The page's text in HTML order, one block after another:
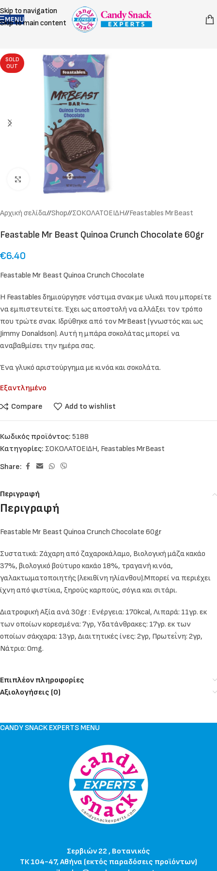
Skip to navigation
Skip to main content
MENU
SOLD
OUT
Click to enlarge
Αρχική σελίδα/ Shop/ ΣΟΚΟΛΑΤΟΕΙΔΗ/ Feastables MrBeast
Feastable Mr Beast Quinoa Crunch Chocolate 60gr
€6.40
Feastable Mr Beast Quinoa Crunch Chocolate
Η Feastables δημιούργησε νόστιμα σνακ με υλικά που μπορείτε
να εμπιστευτείτε. Έχει ως αποστολή να αλλάξει τον τρόπο
που τρώτε σνακ. Ιδρύθηκε από τον MrBeast (γνωστός και ως
Jimmy Donaldson). Αυτή η μπάρα σοκολάτας μπορεί να
αναβαθμίσει την ημέρα σας.
Ένα γλυκό αριστούργημα με κινόα και σοκολάτα.
Εξαντλημένο
Compare
Add to wishlist
Κωδικός προϊόντος: 5188
Κατηγορίες: ΣΟΚΟΛΑΤΟΕΙΔΗ, Feastables MrBeast
Share:
Περιγραφή
Περιγραφή
Feastable Mr Beast Quinoa Crunch Chocolate 60gr
Συστατικά: Ζάχαρη από ζαχαροκάλαμο, Βιολογική μάζα κακάο
37%, βιολογικό βούτυρο κακάο 18%, τραγανή κινόα,
γαλακτωματοποιητής (λεκιθίνη ηλίανθου).Μπορεί να περιέχει
ίχνη από φιστίκια, ξηρούς καρπούς, σόγια και σιτάρι.
Διατροφική Αξία ανά 30gr : Ενέργεια: 170kcal, Λιπαρά: 11γρ. εκ
των οποίων κορεσμένα: 7γρ, Υδατάνθρακες: 17γρ. εκ των
οποίων σάκχαρα: 13γρ, Διαιτητικές ίνες: 2γρ, Πρωτεΐνη: 2γρ,
Νάτριο: 0mg.
Επιπλέον πληροφορίες
Αξιολογήσεις (0)
CANDY SNACK EXPERTS MENU
Σερβιών 22 , Βοτανικός
ΤΚ 104-47, Αθήνα (εκτός παραδόσεις προϊόντων)